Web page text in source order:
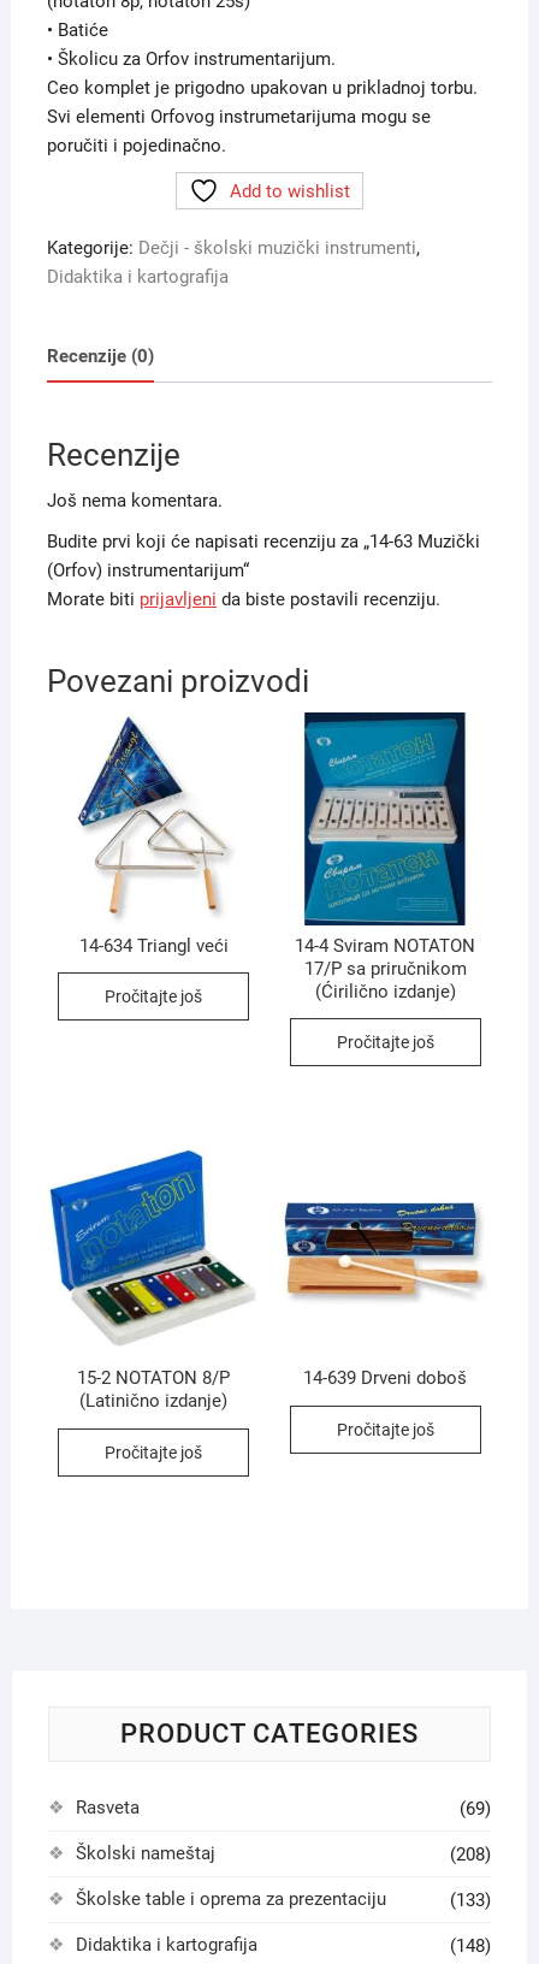
• Batiće
• Školicu za Orfov instrumentarijum.
Ceo komplet je prigodno upakovan u prikladnoj torbu.
Svi elementi Orfovog instrumetarijuma mogu se
poručiti i pojedinačno.
Add to wishlist
Kategorije: Dečji - školski muzički instrumenti,
Didaktika i kartografija
Recenzije (0)
Recenzije
Još nema komentara.
Budite prvi koji će napisati recenziju za „14-63 Muzički
(Orfov) instrumentarijum“
Morate biti prijavljeni da biste postavili recenziju.
Povezani proizvodi
14-634 Triangl veći
Pročitajte još
14-4 Sviram NOTATON
17/P sa priručnikom
(Ćirilično izdanje)
Pročitajte još
15-2 NOTATON 8/P
(Latinično izdanje)
Pročitajte još
14-639 Drveni doboš
Pročitajte još
PRODUCT CATEGORIES
Rasveta (69)
Školski nameštaj (208)
Školske table i oprema za prezentaciju (133)
Didaktika i kartografija (148)